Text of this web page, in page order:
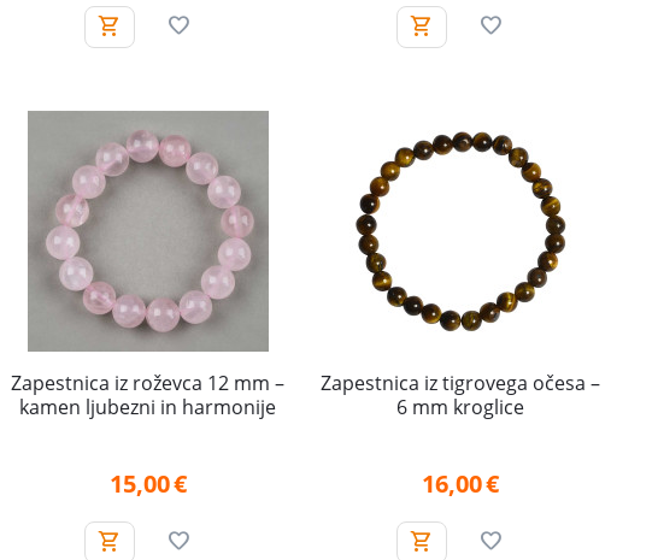
Zapestnica iz roževca 12 mm –
kamen ljubezni in harmonije
15,00€
Zapestnica iz tigrovega očesa –
6 mm kroglice
16,00€